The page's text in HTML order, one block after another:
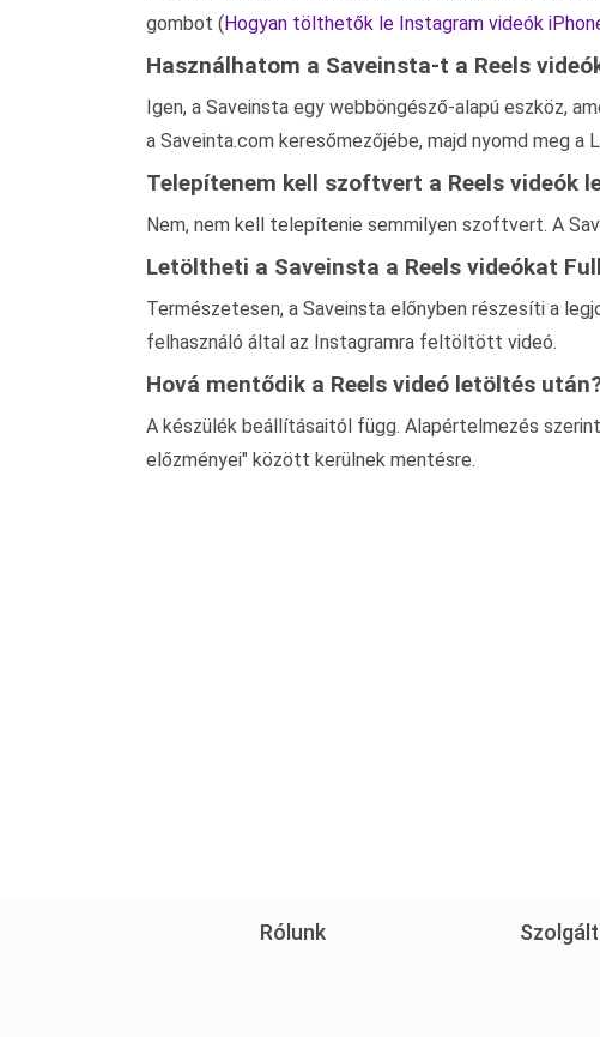
gombot (Hogyan tölthetők le Instagram videók
Használhatom a Saveinsta-t a Reels
Igen, a Saveinsta egy webböngésző-alapú eszköz,
a Saveinta.com keresőmezőjébe, majd nyomd meg a
Telepítenem kell szoftvert a Reels videók
Nem, nem kell telepítenie semmilyen szoftvert. A
Letöltheti a Saveinsta a Reels videókat
Természetesen, a Saveinsta előnyben részesíti a
felhasználó által az Instagramra feltöltött videó.
Hová mentődik a Reels videó letöltés
A készülék beállításaitól függ. Alapértelmezés
előzményei" között kerülnek mentésre.
Rólunk